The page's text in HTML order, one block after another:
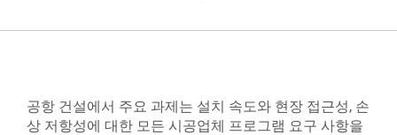
공항 건설에서 주요 과제는 설치 속도와 현장 접근성, 손
상 저항성에 대한 모든 시공업체 프로그램 요구 사항을